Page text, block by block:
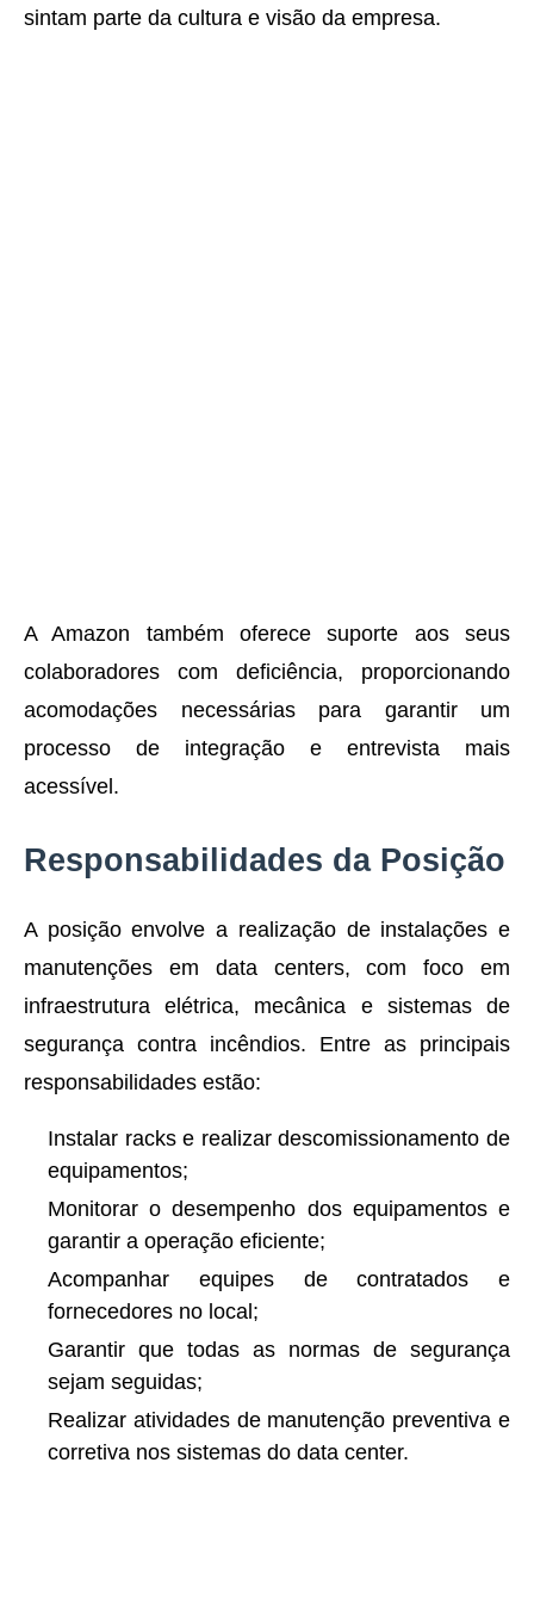
sintam parte da cultura e visão da empresa.
A Amazon também oferece suporte aos seus
colaboradores com deficiência, proporcionando
acomodações necessárias para garantir um
processo de integração e entrevista mais
acessível.
Responsabilidades da Posição
A posição envolve a realização de instalações e
manutenções em data centers, com foco em
infraestrutura elétrica, mecânica e sistemas de
segurança contra incêndios. Entre as principais
responsabilidades estão:
Instalar racks e realizar descomissionamento de
equipamentos;
Monitorar o desempenho dos equipamentos e
garantir a operação eficiente;
Acompanhar equipes de contratados e
fornecedores no local;
Garantir que todas as normas de segurança
sejam seguidas;
Realizar atividades de manutenção preventiva e
corretiva nos sistemas do data center.